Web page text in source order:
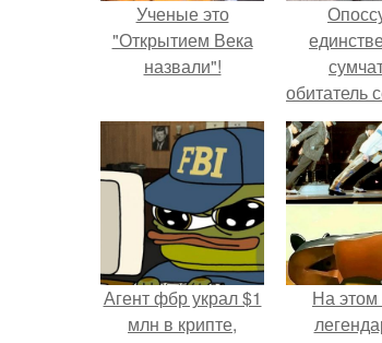
Ученые это
"Открытием Века
назвали"!
обитатель
Агент фбр украл $1
млн в крипте,
На